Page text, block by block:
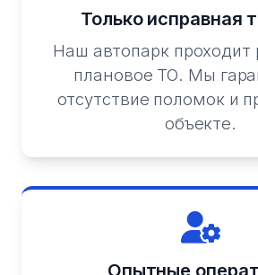
Только исправная
Наш автопарк проходит
плановое ТО. Мы
отсутствие поломок и
объекте.